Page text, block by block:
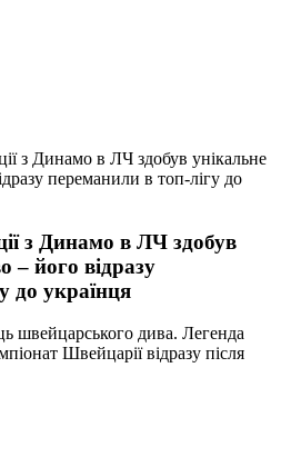
з Динамо в ЛЧ здобув унікальне
переманили в топ-лігу до
з Динамо в ЛЧ здобув
– його відразу
до українця
швейцарського дива. Легенда
Швейцарії відразу після